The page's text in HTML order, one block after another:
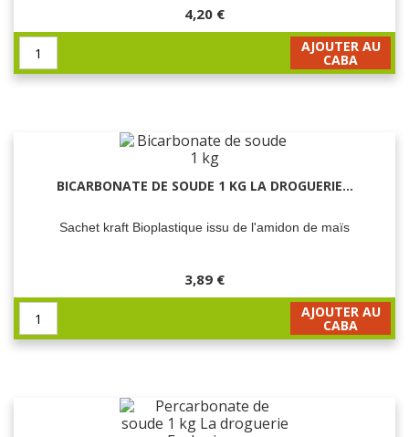
4,20 €
AJOUTER AU
CABA
BICARBONATE DE SOUDE 1 KG LA DROGUERIE...
Sachet kraft Bioplastique issu de l'amidon de maïs
3,89 €
AJOUTER AU
CABA